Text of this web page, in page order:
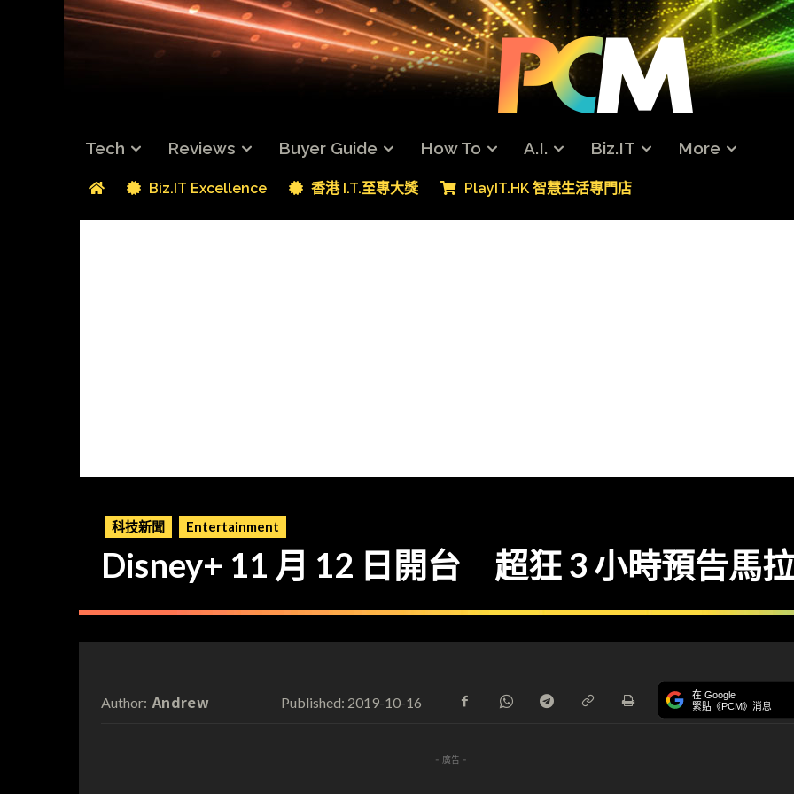
Tech Reviews Buyer Guide How To A.I. Biz.IT More
Biz.IT Excellence 香港 I.T.至專大獎 PlayIT.HK 智慧生活專門店
科技新聞 Entertainment
Disney+ 11 月 12 日開台 超狂 3 小時預告馬
Author: Andrew Published: 2019-10-16 在 Google
緊貼《PCM》消息
- 廣告 -